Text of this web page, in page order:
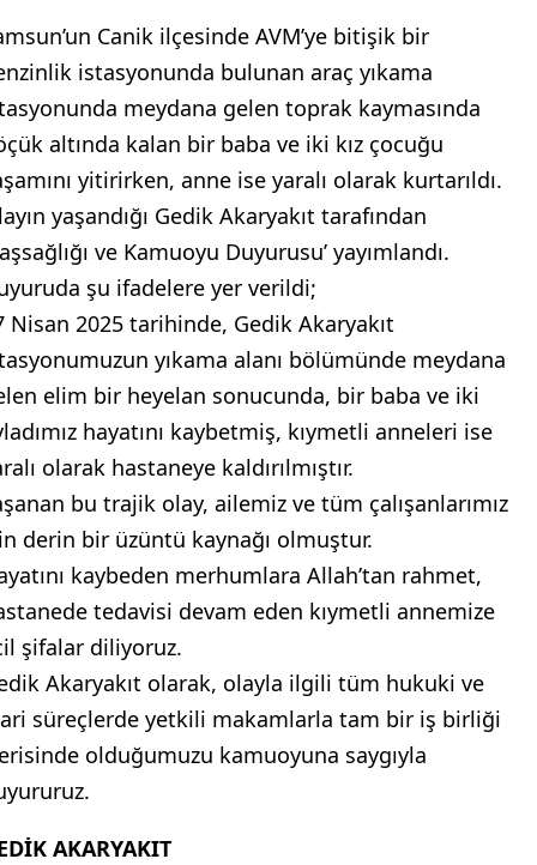
Canik ilçesinde AVM’ye bitişik bir
istasyonunda bulunan araç yıkama
meydana gelen toprak kaymasında
altında kalan bir baba ve iki kız çocuğu
yitirirken, anne ise yaralı olarak kurtarıldı.
yaşandığı Gedik Akaryakıt tarafından
ve Kamuoyu Duyurusu’ yayımlandı.
şu ifadelere yer verildi;
Nisan 2025 tarihinde, Gedik Akaryakıt
yıkama alanı bölümünde meydana
elim bir heyelan sonucunda, bir baba ve iki
hayatını kaybetmiş, kıymetli anneleri ise
olarak hastaneye kaldırılmıştır.
bu trajik olay, ailemiz ve tüm çalışanlarımız
derin bir üzüntü kaynağı olmuştur.
kaybeden merhumlara Allah’tan rahmet,
tedavisi devam eden kıymetli annemize
şifalar diliyoruz.
Akaryakıt olarak, olayla ilgili tüm hukuki ve
süreçlerde yetkili makamlarla tam bir iş birliği
olduğumuzu kamuoyuna saygıyla
AKARYAKIT